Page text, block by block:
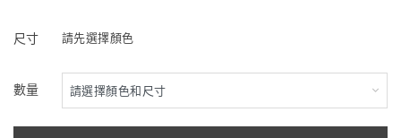
尺寸 請先選擇顏色
數量